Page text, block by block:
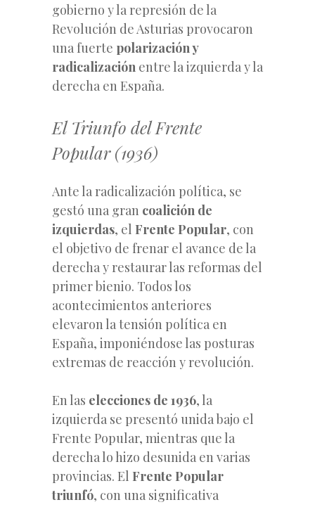
gobierno y la represión de la
Revolución de Asturias provocaron
una fuerte polarización y
radicalización entre la izquierda y la
derecha en España.
El Triunfo del Frente
Popular (1936)
Ante la radicalización política, se
gestó una gran coalición de
izquierdas, el Frente Popular, con
el objetivo de frenar el avance de la
derecha y restaurar las reformas del
primer bienio. Todos los
acontecimientos anteriores
elevaron la tensión política en
España, imponiéndose las posturas
extremas de reacción y revolución.
En las elecciones de 1936, la
izquierda se presentó unida bajo el
Frente Popular, mientras que la
derecha lo hizo desunida en varias
provincias. El Frente Popular
triunfó, con una significativa